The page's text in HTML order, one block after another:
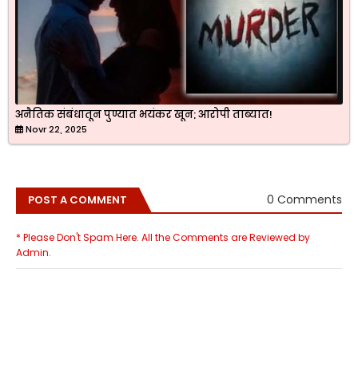
अनैतिक संबंधातून पुण्यात भयंकर खून; आरोपी ताब्यात!
Novr 22, 2025
POST A COMMENT 0 Comments
* Please Don't Spam Here. All the Comments are Reviewed by
Admin.